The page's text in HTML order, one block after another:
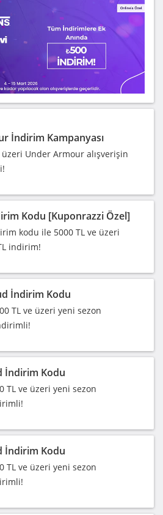
İndirim Kampanyası
Under Armour alışverişin
Kodu [Kuponrazzi Özel]
kodu ile 5000 TL ve üzeri
indirim!
İndirim Kodu
TL ve üzeri yeni sezon
İndirim Kodu
TL ve üzeri yeni sezon
İndirim Kodu
TL ve üzeri yeni sezon